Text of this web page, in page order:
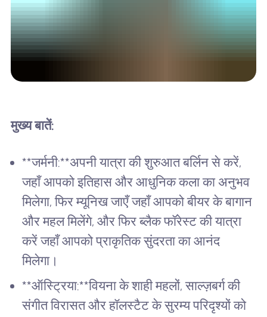
मुख्य बातें:
**जर्मनी:**अपनी यात्रा की शुरुआत बर्लिन से करें,
जहाँ आपको इतिहास और आधुनिक कला का अनुभव
मिलेगा, फिर म्यूनिख जाएँ जहाँ आपको बीयर के बागान
और महल मिलेंगे, और फिर ब्लैक फॉरेस्ट की यात्रा
करें जहाँ आपको प्राकृतिक सुंदरता का आनंद
मिलेगा।
**ऑस्ट्रिया:**वियना के शाही महलों, साल्ज़बर्ग की
संगीत विरासत और हॉलस्टैट के सुरम्य परिदृश्यों को